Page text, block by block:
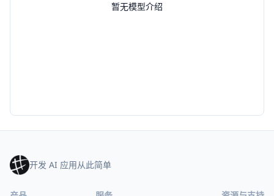
暂无模型介绍
开发 AI 应用从此简单